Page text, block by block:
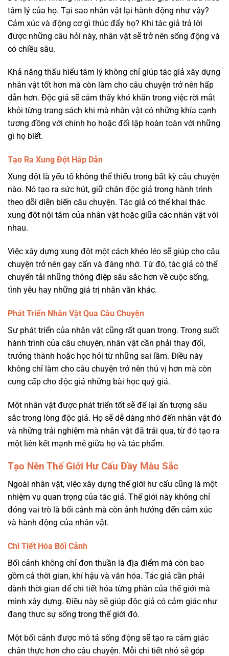
tâm lý của họ. Tại sao nhân vật lại hành động như vậy?
Cảm xúc và động cơ gì thúc đẩy họ? Khi tác giả trả lời
được những câu hỏi này, nhân vật sẽ trở nên sống động và
có chiều sâu.
Khả năng thấu hiểu tâm lý không chỉ giúp tác giả xây dựng
nhân vật tốt hơn mà còn làm cho câu chuyện trở nên hấp
dẫn hơn. Độc giả sẽ cảm thấy khó khăn trong việc rời mắt
khỏi từng trang sách khi mà nhân vật có những khía cạnh
tương đồng với chính họ hoặc đối lập hoàn toàn với những
gì họ biết.
Tạo Ra Xung Đột Hấp Dẫn
Xung đột là yếu tố không thể thiếu trong bất kỳ câu chuyện
nào. Nó tạo ra sức hút, giữ chân độc giả trong hành trình
theo dõi diễn biến câu chuyện. Tác giả có thể khai thác
xung đột nội tâm của nhân vật hoặc giữa các nhân vật với
nhau.
Việc xây dựng xung đột một cách khéo léo sẽ giúp cho câu
chuyện trở nên gay cấn và đáng nhớ. Từ đó, tác giả có thể
chuyển tải những thông điệp sâu sắc hơn về cuộc sống,
tình yêu hay những giá trị nhân văn khác.
Phát Triển Nhân Vật Qua Câu Chuyện
Sự phát triển của nhân vật cũng rất quan trọng. Trong suốt
hành trình của câu chuyện, nhân vật cần phải thay đổi,
trưởng thành hoặc học hỏi từ những sai lầm. Điều này
không chỉ làm cho câu chuyện trở nên thú vị hơn mà còn
cung cấp cho độc giả những bài học quý giá.
Một nhân vật được phát triển tốt sẽ để lại ấn tượng sâu
sắc trong lòng độc giả. Họ sẽ dễ dàng nhớ đến nhân vật đó
và những trải nghiệm mà nhân vật đã trải qua, từ đó tạo ra
một liên kết mạnh mẽ giữa họ và tác phẩm.
Tạo Nên Thế Giới Hư Cấu Đầy Màu Sắc
Ngoài nhân vật, việc xây dựng thế giới hư cấu cũng là một
nhiệm vụ quan trọng của tác giả. Thế giới này không chỉ
đóng vai trò là bối cảnh mà còn ảnh hưởng đến cảm xúc
và hành động của nhân vật.
Chi Tiết Hóa Bối Cảnh
Bối cảnh không chỉ đơn thuần là địa điểm mà còn bao
gồm cả thời gian, khí hậu và văn hóa. Tác giả cần phải
dành thời gian để chi tiết hóa từng phần của thế giới mà
mình xây dựng. Điều này sẽ giúp độc giả có cảm giác như
đang thực sự sống trong thế giới đó.
Một bối cảnh được mô tả sống động sẽ tạo ra cảm giác
chân thực hơn cho câu chuyện. Mỗi chi tiết nhỏ sẽ góp